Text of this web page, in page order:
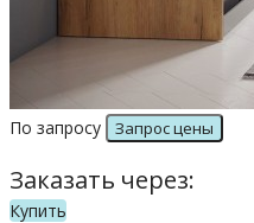
По запросу
Заказать через:
Купить